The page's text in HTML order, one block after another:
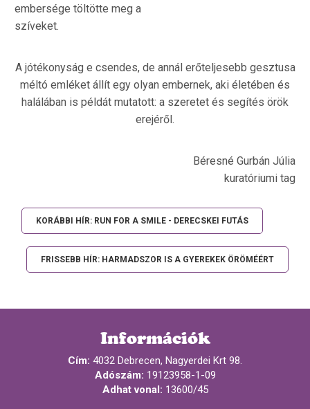
embersége töltötte meg a
szíveket.
A jótékonyság e csendes, de annál erőteljesebb gesztusa
méltó emléket állít egy olyan embernek, aki életében és
halálában is példát mutatott: a szeretet és segítés örök
erejéről.
Béresné Gurbán Júlia
kuratóriumi tag
KORÁBBI HÍR: RUN FOR A SMILE - DERECSKEI FUTÁS
FRISSEBB HÍR: HARMADSZOR IS A GYEREKEK ÖRÖMÉÉRT
Információk
Cím: 4032 Debrecen, Nagyerdei Krt 98.
Adószám: 19123958-1-09
Adhat vonal: 13600/45